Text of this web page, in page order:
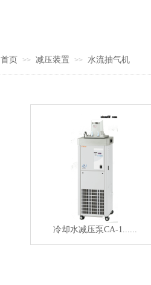
首页 >> 减压装置 >> 水流抽气机
冷却水减压泵CA-1......